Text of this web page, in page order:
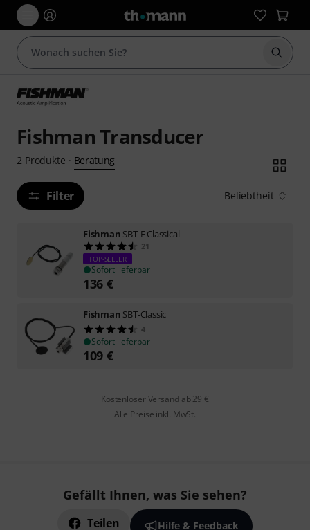
Suche
Fishman Transducer
2 Produkte · Beratung
Filter Beliebtheit
Fishman SBT-E Classical
21
TOP-SELLER
Sofort lieferbar
136 €
Fishman SBT-Classic
4
Sofort lieferbar
109 €
Kostenloser Versand ab 29 €
Alle Preise inkl. MwSt.
Gefällt Ihnen, was Sie sehen?
Teilen Hilfe & Feedback